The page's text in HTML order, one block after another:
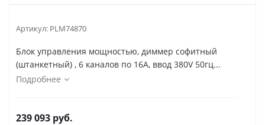
Артикул: PLM74870
Блок управления мощностью, диммер софитный
(штанкетный) , 6 каналов по 16А, ввод 380V 50гц...
Подробнее
239 093 руб.